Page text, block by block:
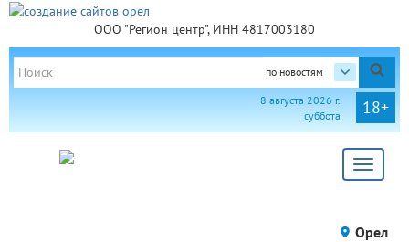
ООО "Регион центр", ИНН 4817003180
по новостям
18+
8 августа 2026 г.
суббота
Toggle
Орел